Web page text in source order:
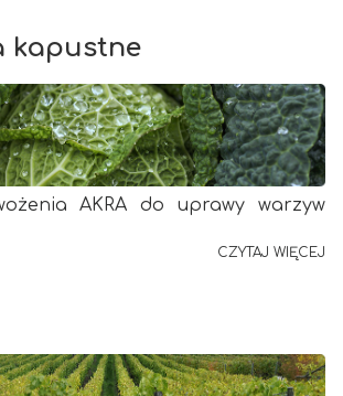
kapustne
AKRA do uprawy warzyw
CZYTAJ WIĘCEJ